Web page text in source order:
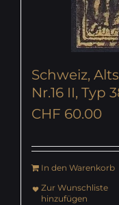
Schweiz,
Nr.16 II, Typ
CHF 60.00
In den Warenkorb
Zur Wunschliste
hinzufügen